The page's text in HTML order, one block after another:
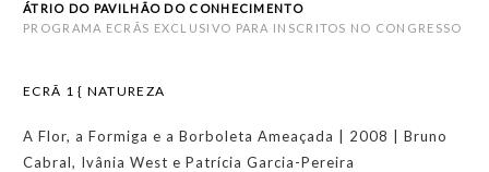
ÁTRIO DO PAVILHÃO DO CONHECIMENTO
PROGRAMA ECRÃS EXCLUSIVO PARA INSCRITOS NO CONGRESSO
ECRÃ 1 { NATUREZA
A Flor, a Formiga e a Borboleta Ameaçada | 2008 | Bruno
Cabral, Ivânia West e Patrícia Garcia-Pereira